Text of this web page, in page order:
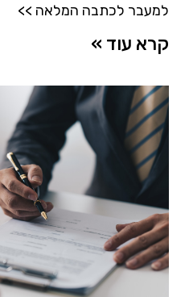
למעבר לכתבה המלאה >>
קרא עוד »